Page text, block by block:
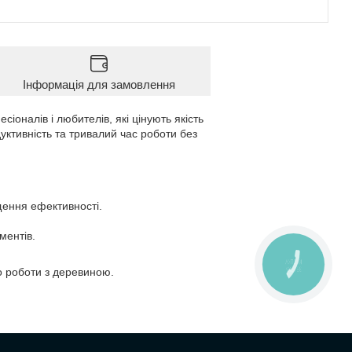
Інформація для замовлення
і любителів, які цінують якість
та тривалий час роботи без
ефективності.
роботи з деревиною.
КНОПКА
ЗВ'ЯЗКУ